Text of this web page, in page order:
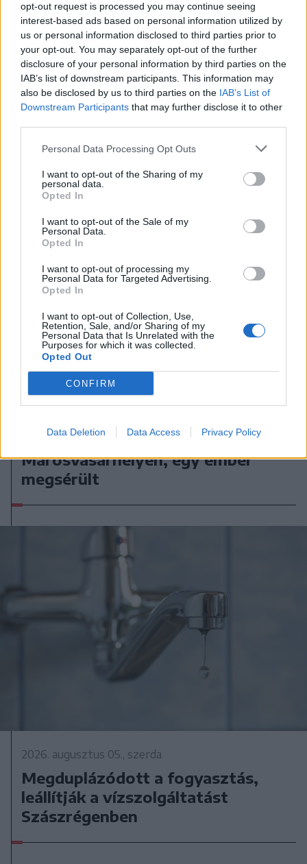
opt-out request is processed you may continue seeing
interest-based ads based on personal information utilized by
us or personal information disclosed to third parties prior to
your opt-out. You may separately opt-out of the further
disclosure of your personal information by third parties on the
IAB’s list of downstream participants. This information may
also be disclosed by us to third parties on the IAB’s List of
Downstream Participants that may further disclose it to other
Personal Data Processing Opt Outs
I want to opt-out of the Sharing of my
personal data.
Opted In
I want to opt-out of the Sale of my
Personal Data.
Opted In
I want to opt-out of processing my
Personal Data for Targeted Advertising.
Opted In
I want to opt-out of Collection, Use,
Retention, Sale, and/or Sharing of my
Personal Data that Is Unrelated with the
Purposes for which it was collected.
Opted Out
CONFIRM
Data Deletion Data Access Privacy Policy
2026. augusztus 05., szerda
Kigyulladt egy kombájn és a
búzatábla a Maros megyében, a
közeli erdőt veszélyeztetik a
lángok
Teljesen kiégett egy kisteherautó
Marosvásárhelyen, egy ember
megsérült
2026. augusztus 05., szerda
Megduplázódott a fogyasztás,
leállítják a vízszolgáltatást
Szászrégenben